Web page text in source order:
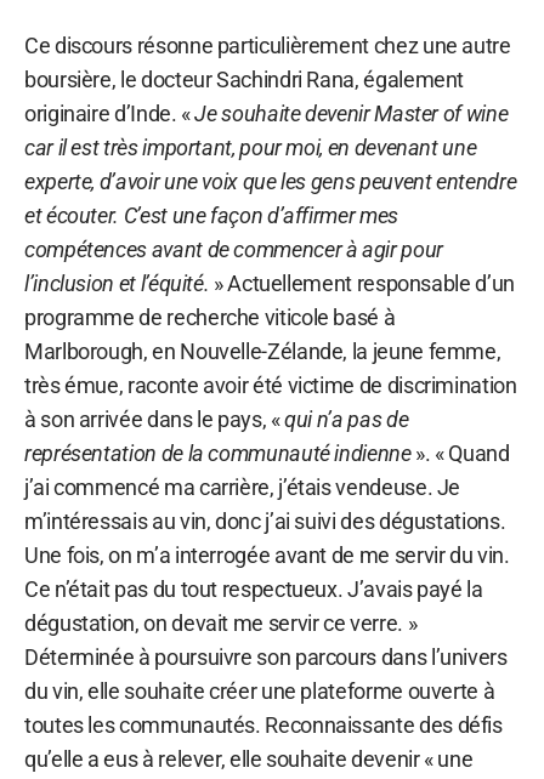
Ce discours résonne particulièrement chez une autre
boursière, le docteur Sachindri Rana, également
originaire d’Inde. «Je souhaite devenir Master of wine
car il est très important, pour moi, en devenant une
experte, d’avoir une voix que les gens peuvent entendre
et écouter. C’est une façon d’affirmer mes
compétences avant de commencer à agir pour
l’inclusion et l’équité. » Actuellement responsable d’un
programme de recherche viticole basé à
Marlborough, en Nouvelle-Zélande, la jeune femme,
très émue, raconte avoir été victime de discrimination
à son arrivée dans le pays, «qui n’a pas de
représentation de la communauté indienne». « Quand
j’ai commencé ma carrière, j’étais vendeuse. Je
m’intéressais au vin, donc j’ai suivi des dégustations.
Une fois, on m’a interrogée avant de me servir du vin.
Ce n’était pas du tout respectueux. J’avais payé la
dégustation, on devait me servir ce verre. »
Déterminée à poursuivre son parcours dans l’univers
du vin, elle souhaite créer une plateforme ouverte à
toutes les communautés. Reconnaissante des défis
qu’elle a eus à relever, elle souhaite devenir « une